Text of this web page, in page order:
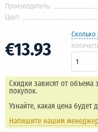
Производитель:
Цвет:
€13.93
Сколько
Скидки зависят от объема
покупок.
Узнайте, какая цена будет
Напишите нашим